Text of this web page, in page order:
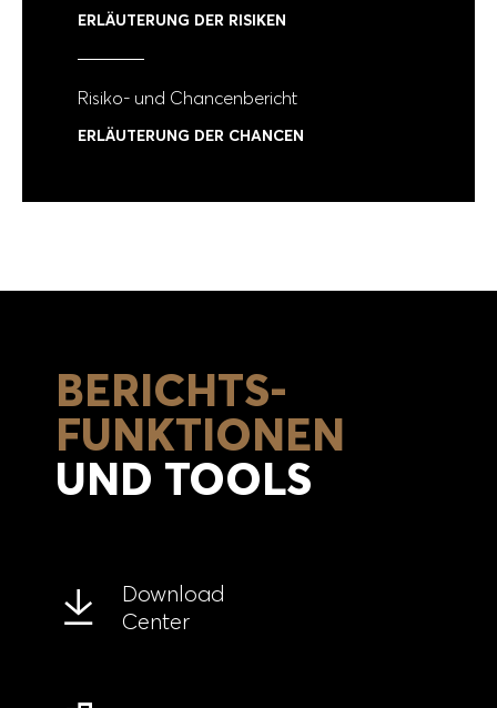
ERLÄUTERUNG DER RISIKEN
Risiko- und Chancenbericht
ERLÄUTERUNG DER CHANCEN
BERICHTS-
FUNKTIONEN
UND TOOLS
Download
Center